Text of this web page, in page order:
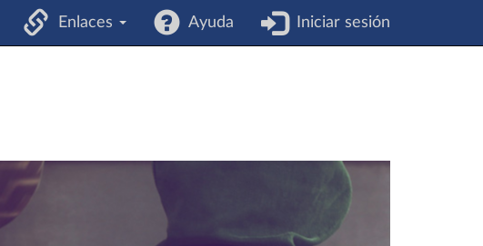
Enlaces Ayuda Iniciar sesión